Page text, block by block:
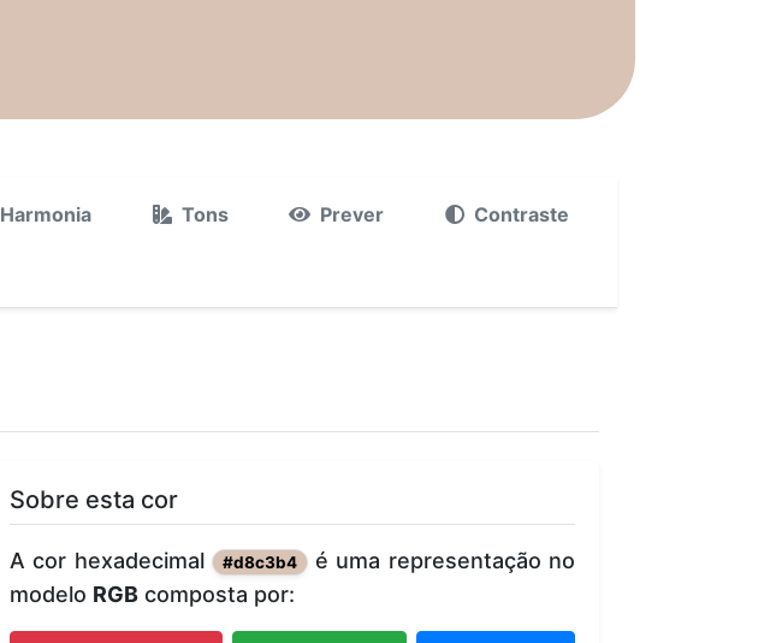
Harmonia Tons Prever Contraste
Sobre esta cor
A cor hexadecimal #d8c3b4 é uma representação no
modelo RGB composta por: